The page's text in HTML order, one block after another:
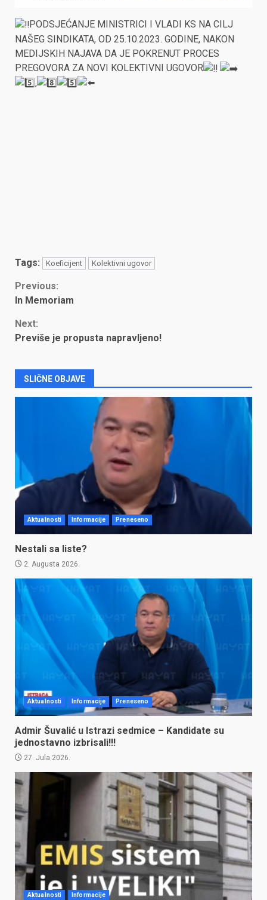
PODSJEĆANJE MINISTRICI I VLADI KS NA CILJ
NAŠEG SINDIKATA, OD 25.10.2023. GODINE, NAKON
MEDIJSKIH NAJAVA DA JE POKRENUT PROCES
PREGOVORA ZA NOVI KOLEKTIVNI UGOVOR
,
Tags: Koeficijent Kolektivni ugovor
Continue
Previous:
In Memoriam
Next:
Previše je propusta napravljeno!
SLIČNE OBJAVE
Aktualnosti Informacije Preneseno
Nestali sa liste?
2. Augusta 2026.
Aktualnosti Informacije Preneseno
Admir Šuvalić u Istrazi sedmice – Kandidate su
jednostavno izbrisali!!!
27. Jula 2026.
Aktualnosti Informacije